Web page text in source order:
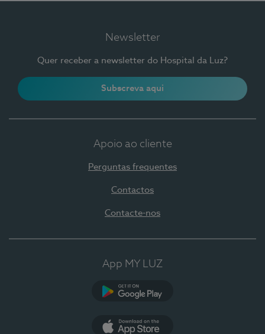
Newsletter
Quer receber a newsletter do Hospital da Luz?
Subscreva aqui
Apoio ao cliente
Perguntas frequentes
Contactos
Contacte-nos
App MY LUZ